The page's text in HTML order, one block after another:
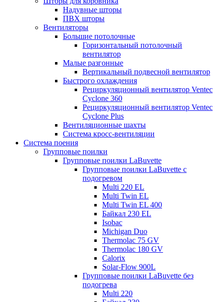
Надувные шторы
ПВХ шторы
Вентиляторы
Большие потолочные
Горизонтальный потолочный
вентилятор
Малые разгонные
Вертикальный подвесной вентилятор
Быстрого охлаждения
Рециркуляционный вентилятор Ventec
Cyclone 360
Рециркуляционный вентилятор Ventec
Cyclone Plus
Вентиляционные шахты
Система кросс-вентиляции
Система поения
Групповые поилки
Групповые поилки LaBuvette
Групповые поилки LaBuvette с
подогревом
Multi 220 EL
Multi Twin EL
Multi Twin EL 400
Байкал 230 EL
Isobac
Michigan Duo
Thermolac 75 GV
Thermolac 180 GV
Calorix
Solar-Flow 900L
Групповые поилки LaBuvette без
подогрева
Multi 220